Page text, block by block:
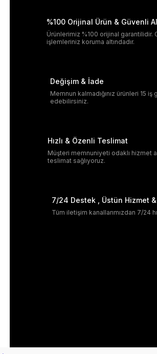
%100 Orijinal Ürün & Güvenli
Ürünlerimiz %100 orijinal
işlemleriniz koruma altındadır.
Değişim & İade
Memnun kalmadığınız ürünleri 15
edebilirsiniz.
Hızlı & Özenli Teslimat
Müşteri memnuniyeti odaklı hizmet
teslimat sağlıyoruz.
7/24 Destek , Üstün Hizmet &
Tüm iletişim kanallarımızdan 7/24